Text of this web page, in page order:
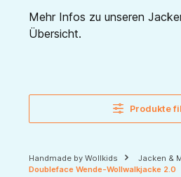
Mehr Infos zu unseren
Übersicht.
Produkte
Handmade by Wollkids
Jacken &
Doubleface Wende-Wollwalkjacke 2.0